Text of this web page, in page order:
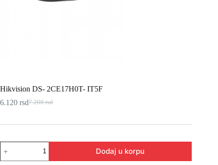
Hikvision DS- 2CE17H0T- IT5F
7.200rsd
Originalna
je
7.200 rsd.
6.120 rsdTrenutna
je:
Hikvision
DS-
2CE17H0T-
Dodaj u korpu